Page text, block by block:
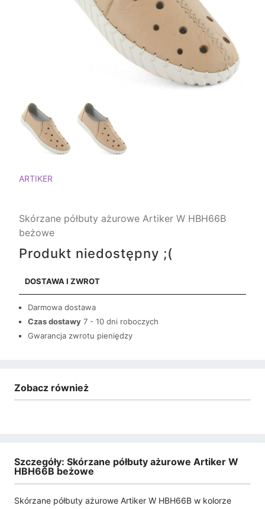
ARTIKER
Skórzane półbuty ażurowe Artiker W HBH66B
beżowe
Produkt niedostępny ;(
DOSTAWA I ZWROT
Darmowa dostawa
Czas dostawy 7 - 10 dni roboczych
Gwarancja zwrotu pieniędzy
Zobacz również
Szczegóły: Skórzane półbuty ażurowe Artiker W
HBH66B beżowe
Skórzane półbuty ażurowe Artiker W HBH66B w kolorze